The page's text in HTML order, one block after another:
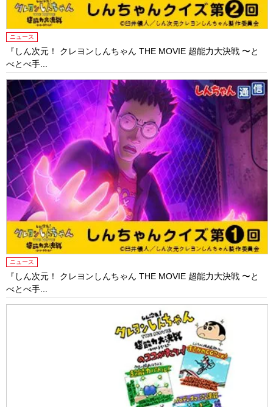
ニュース
『しん次元！ クレヨンしんちゃん THE MOVIE 超能力大決戦 〜と
べとべ手...
ニュース
『しん次元！ クレヨンしんちゃん THE MOVIE 超能力大決戦 〜と
べとべ手...